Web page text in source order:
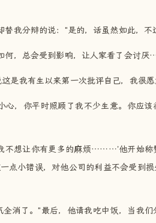
替我分辩的说："是的，话虽然如此
何，总会受到影响，让人家看了会讨厌
是我有生以来第一次批评自己，我很愿
心，你平时照顾了我不少生意。你
想让你有更多的麻烦………’他开始称
点小错误，对他公司的利益不会受到
消了。"最后，他请我吃中饭，当我